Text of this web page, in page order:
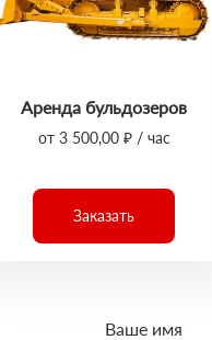
Аренда бульдозеров
от 3 500,00 ₽ / час
Заказать
Ваше имя